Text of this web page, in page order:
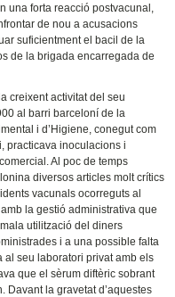
una forta reacció postvacunal,
de nou a acusacions
suficientment el bacil de la
de la brigada encarregada de
creixent activitat del seu
al barri barceloní de la
i d’Higiene, conegut com
practicava inoculacions i
Al poc de temps
diversos articles molt crítics
vacunals ocorreguts al
la gestió administrativa que
utilització del diners
i a una possible falta
al seu laboratori privat amb els
que el sèrum diftèric sobrant
Davant la gravetat d’aquestes